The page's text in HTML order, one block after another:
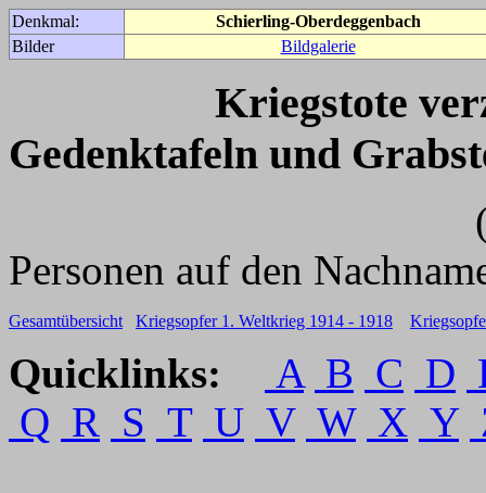
Denkmal:
Schierling-Oberdeggenbach
Bilder
Bildgalerie
Kriegstote
Gedenktafeln und
(Für weitere
Personen auf den
Gesamtübersicht Kriegsopfer 1. Weltkrieg 1914 - 1918
Quicklinks: A B C D
Q R S T U V W X Y